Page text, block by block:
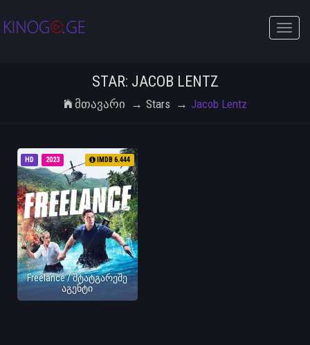
Toggle
STAR: JACOB LENTZ
Მთავარი Stars Jacob Lentz
HD 2023 IMDB 6.444
Freelance / შტატგარეშე
აგენტი